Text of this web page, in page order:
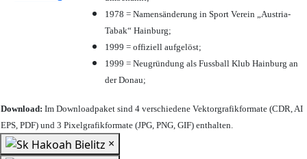
1978 = Namensänderung in Sport Verein „Austria-
Tabak“ Hainburg;
1999 = offiziell aufgelöst;
1999 = Neugründung als Fussball Klub Hainburg an
der Donau;
Download: Im Downloadpaket sind 4 verschiedene Vektorgrafikformate (CDR, AI
EPS, PDF) und 3 Pixelgrafikformate (JPG, PNG, GIF) enthalten.
×